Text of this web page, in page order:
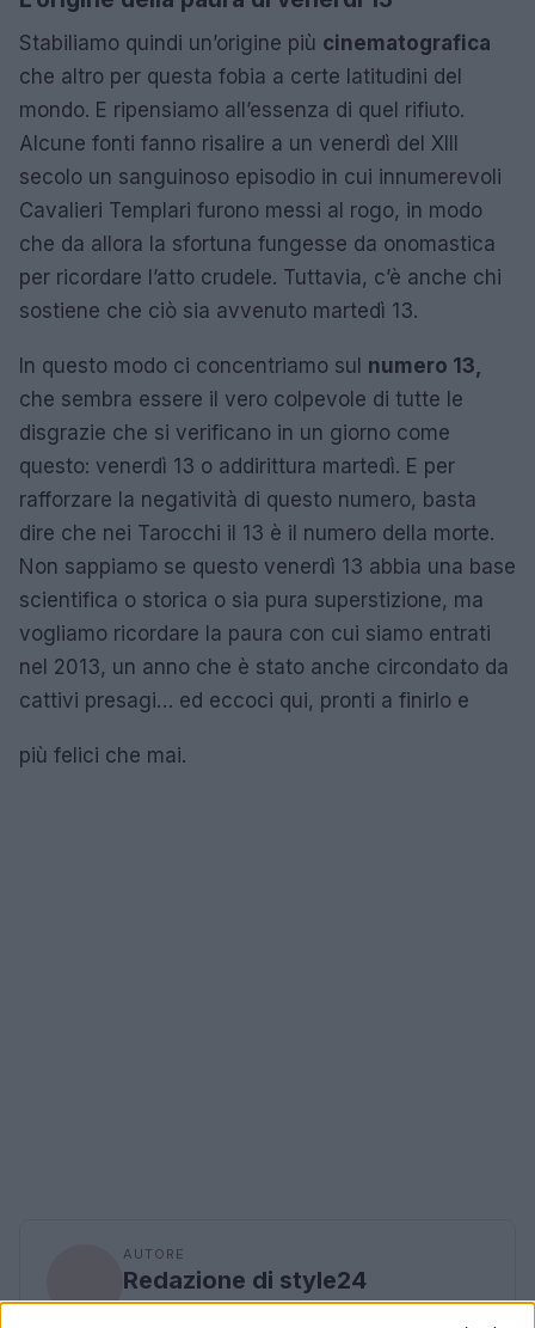
Stabiliamo quindi un’origine più cinematografica
che altro per questa fobia a certe latitudini del
mondo. E ripensiamo all’essenza di quel rifiuto.
Alcune fonti fanno risalire a un venerdì del XIII
secolo un sanguinoso episodio in cui innumerevoli
Cavalieri Templari furono messi al rogo, in modo
che da allora la sfortuna fungesse da onomastica
per ricordare l’atto crudele. Tuttavia, c’è anche chi
sostiene che ciò sia avvenuto martedì 13.
In questo modo ci concentriamo sul numero 13,
che sembra essere il vero colpevole di tutte le
disgrazie che si verificano in un giorno come
questo: venerdì 13 o addirittura martedì. E per
rafforzare la negatività di questo numero, basta
dire che nei Tarocchi il 13 è il numero della morte.
Non sappiamo se questo venerdì 13 abbia una base
scientifica o storica o sia pura superstizione, ma
vogliamo ricordare la paura con cui siamo entrati
nel 2013, un anno che è stato anche circondato da
cattivi presagi… ed eccoci qui, pronti a finirlo e
più felici che mai.
AUTORE
Redazione di style24